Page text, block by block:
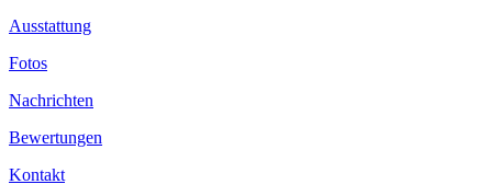
Ausstattung
Fotos
Nachrichten
Bewertungen
Kontakt